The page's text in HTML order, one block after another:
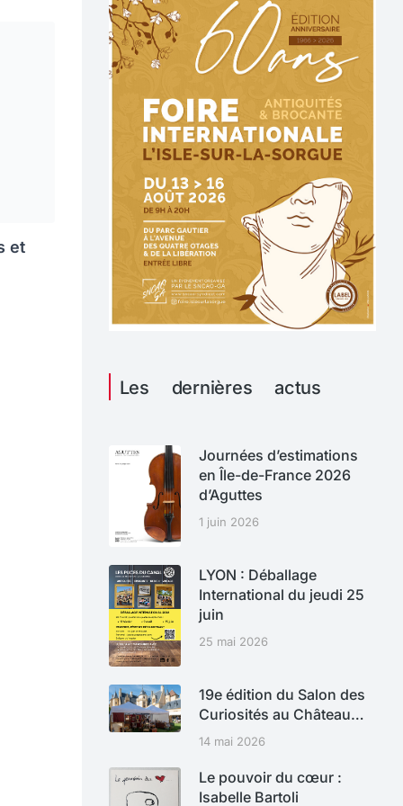
et
Les dernières actus
Journées d’estimations
en Île-de-France 2026
d’Aguttes
1 juin 2026
LYON : Déballage
International du jeudi 25
juin
25 mai 2026
19e édition du Salon des
Curiosités au Château…
14 mai 2026
Le pouvoir du cœur :
Isabelle Bartoli